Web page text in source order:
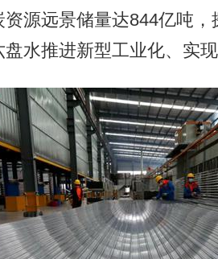
源远景储量达844亿吨
水推进新型工业化、实现